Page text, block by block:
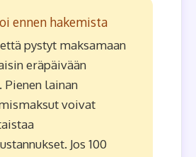
ennen hakemista
pystyt maksamaan
eräpäivään
Pienen lainan
voivat
Jos 100